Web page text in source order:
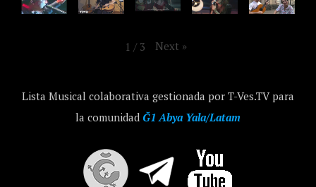
1 / 3 Next »
Lista Musical colaborativa gestionada por T-Ves.TV para
la comunidad Ğ1 Abya Yala/Latam